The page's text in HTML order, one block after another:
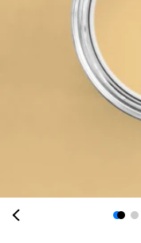
Sie das Medium